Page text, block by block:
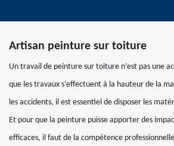
Artisan peinture sur toiture
Un travail de peinture sur toiture n’est pas une
que les travaux s’effectuent à la hauteur de la
les accidents, il est essentiel de disposer les
Et pour que la peinture puisse apporter des
efficaces, il faut de la compétence